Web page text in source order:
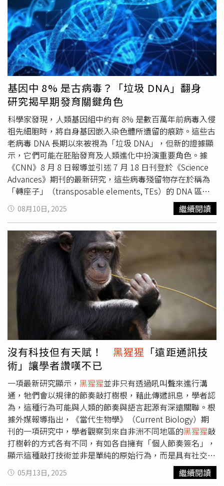
「泰山選錯了珍。」在近70年的科學與公益生涯中，珍古德
獲得全球最高榮譽，包括2021年獲頒「鄧普頓獎」
（Templeton Prize），以及2025年由前美國總統拜登
（Joe Biden）授予的「總統自由勳章」（Presidential
Medal of Freedom）。鄧普頓獎的評語這樣寫道：「她的
劃時代發現，改變了人類理解自身在互相連結之世界中的角
色，她的倡議則為我們物種在照護地球生命上，指引了更崇
高的目標。」動保組織「Humane World for Animals」也
表示，珍古德對動物保護社群的影響不可估量。其執行長布
洛克（Kitty Block）則稱讚：「她為靈長類及所有動物所做
的努力，將永遠不被遺忘。」珍古德的影響力還遠超過學術
領域。她是聯合國和平使者，以溫和而堅定的聲音走遍世
界，每年有近300天都在演講，即便過了90歲依然如此。她
不僅警告氣候危機的嚴峻，也始終堅持傳達希望。對此，聯
合國秘書長古特雷斯（Antonio Guterres）表示：「得知我
們親愛的和平使者珍古德離世，我深感悲痛。她為人類與地
球留下了非凡的遺產。」雖然2020年的新冠疫情阻斷了她
的行程，但她轉而在英國童年故居開啟播客「Jane Goodall
Hopecast」，邀請政治家、作家與科學家對談。她認為，
若要改變人心，就必須用故事觸動，而非僅靠辯論。今年6
月訪台時，她更抱病接受專訪，直言自己「時日不多」，但
仍盼用餘生激勵年輕人，在動盪的世界中找到希望。她更提
及保育與人工智慧等議題，表示自己「把一生奉獻給自然探
索，並期待生命結束後邁向另一場偉大的冒險。」她的逝世
消息傳出當日，原訂於洛杉磯地區舉辦的植樹計畫上，千名
學生齊聚，為她靜默致意，並以她的名義種下第1棵樹。活
動發言人馬里諾（Shawna Marino）也認為：「我認為沒有
比這更好的方式來紀念她的遺產了。」
基因中 8% 是古病毒？「垃圾 DNA」翻身
研究揭早期發育關鍵角色
科學家發現，人類基因組中約有 8% 是數百萬年前病毒入侵
祖先細胞時，將自身基因嵌入染色體所遺留的痕跡。這些古
老病毒 DNA 長期以來被視為「垃圾 DNA」，但新的證據顯
示，它們可能在胚胎發育及人類進化中扮演重要角色。據
《CNN》8 月 8 日報導並引述 7 月 18 日刊登於《Science
Advances》期刊的最新研究，這些病毒殘留物存在於稱為
「轉座子」（transposable elements, TEs）的 DNA 區段
中，俗稱「跳躍基因」，能夠在基因組內複製與移動。國際
研究團隊利用全新分類方法與基因活性測試，針對靈長類基
因組中的 MER11 序列進行分析，發現了四個先前未知的亞
家族。其中，最新整合進人類基因組的 MER11_G4 在人類
幹細胞與早期神經細胞中具有強大啟動基因表達的能力，顯
示其在早期發育階段可能發揮關鍵作用，並影響基因對環境
與發育信號的反應。京都大學功能基因組學副教授井上文隆
表示：「我們的基因組很早就被測序，但仍有許多部分功能
不明。轉座子被認為對基因組演化有重要影響，未來研究將
讓我們更清楚它們的意義。」研究同時指出，不同動物的
MER11 序列演化路徑各異，可能參與了人類、
黑猩猩與獼
猴等靈長類的分化。上海免疫與感染研究所陳勛博士指出，
這些古老病毒可能為基因組創新提供「原料」，幫助我們了
解人類獨特之處。儘管多數古老病毒 DNA 早已失去活性，
不再構成威脅，但也有研究顯示，部分轉座子與癌症等疾病
相關。2024 年的一項研究甚至探討了透過抑制特定轉座
子，提升癌症治療效果的可能性。新研究發現，部分古老病
毒 DNA 能啟動幹細胞基因表達，影響人類演化進程。（圖
／翻攝自X）
08月10日, 2025 繼續閱讀
沒有科技但有天賦！ 黑猩猩 「遠距通訊技
術」讓學者讚嘆不已
一項最新研究顯示， 黑猩猩並非只有透過吼叫聲來進行溝
通，牠們會以規律的節奏敲打樹根，藉此傳遞訊息，學者認
為，這種行為可能與人類的節奏與語言起源有深遠關聯。根
據外媒報導指出，《當代生物學》（Current Biology）期
刊的一項研究中，學者觀察到來自非洲不同地區的黑猩猩敲
打樹幹的方式各有不同，有如各自擁有「個人節奏簽名」，
顯示這種敲打技術並非是單純的原始行為，而是具有社交意
義的遠距離通訊技術。這份研究是由英國聖安德魯斯大學
（University of St Andrews）靈長類學者霍貝特（Cat
05月13日, 2025 繼續閱讀